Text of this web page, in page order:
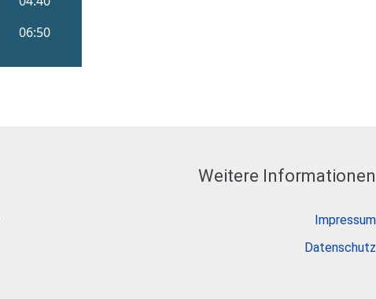
Weitere Informationen
Impressum
Datenschutz